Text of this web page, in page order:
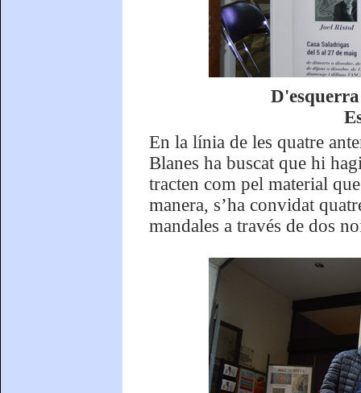
En la línia de les quatre
Blanes ha buscat que hi
tracten com pel material
manera, s’ha convidat
mandales a través de dos